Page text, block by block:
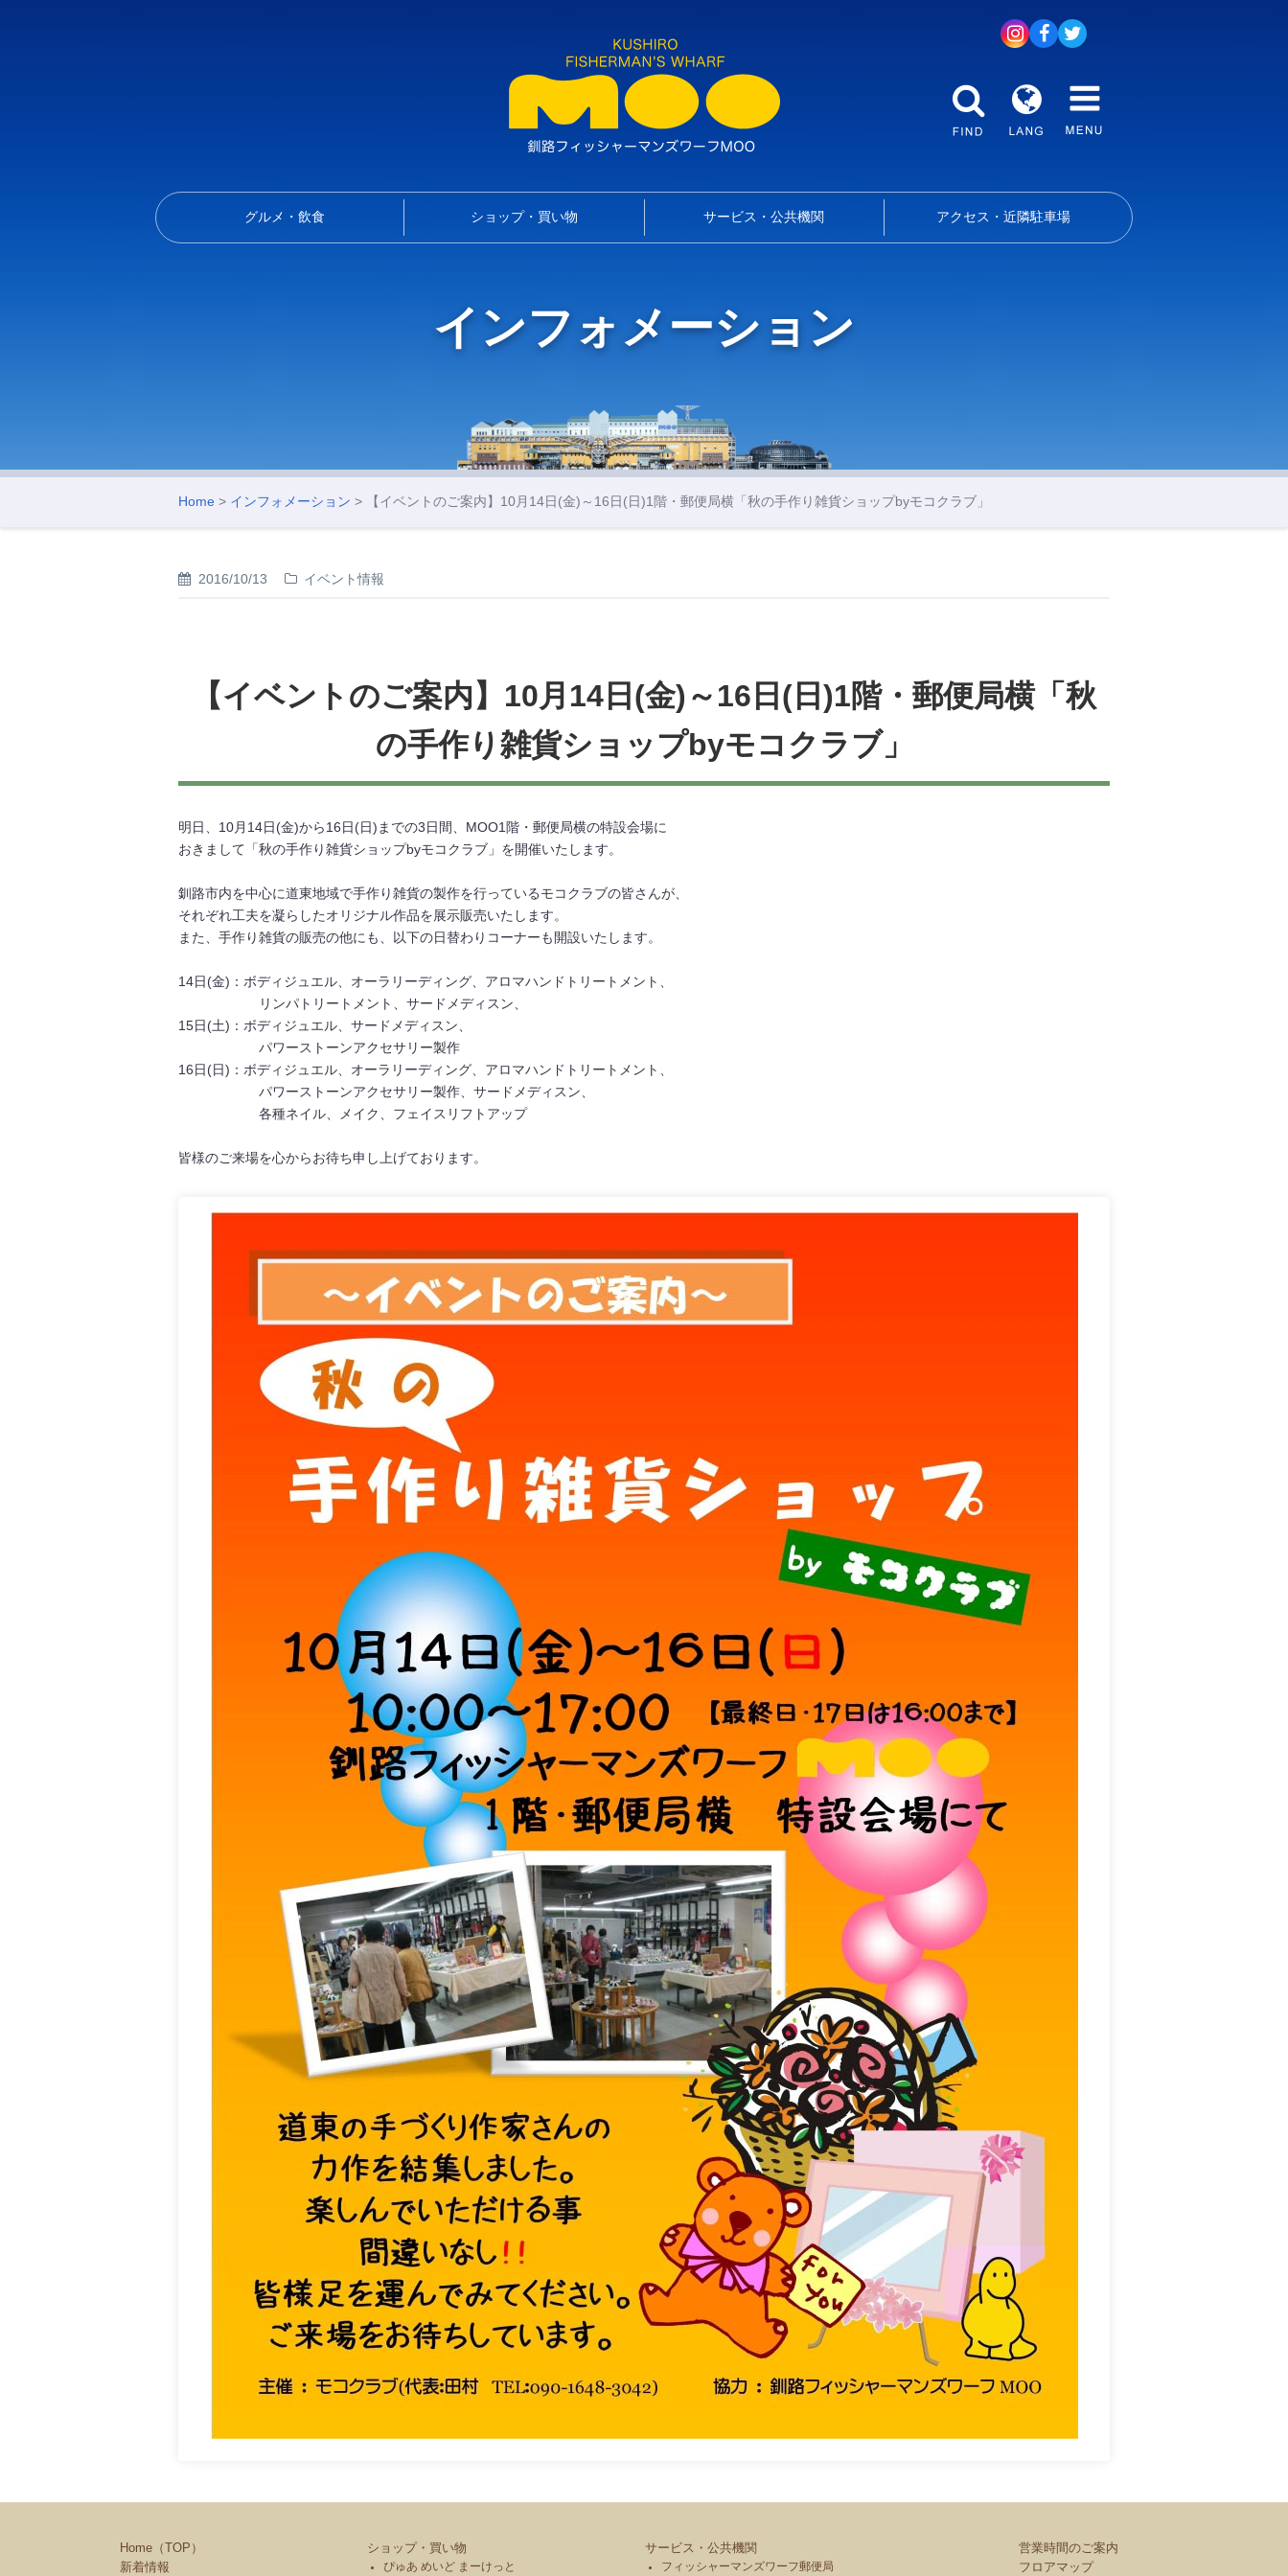
グルメ・飲食 ショップ・買い物 サービス・公共機関 アクセス・近隣駐車場
インフォメーション
Home > インフォメーション > 【イベントのご案内】10月14日(金)～16日(日)1階・郵便局横「秋の手作り雑貨ショップbyモコクラブ」
2016/10/13 イベント情報
【イベントのご案内】10月14日(金)～16日(日)1階・郵便局横「秋
の手作り雑貨ショップbyモコクラブ」
明日、10月14日(金)から16日(日)までの3日間、MOO1階・郵便局横の特設会場に
おきまして「秋の手作り雑貨ショップbyモコクラブ」を開催いたします。
釧路市内を中心に道東地域で手作り雑貨の製作を行っているモコクラブの皆さんが、
それぞれ工夫を凝らしたオリジナル作品を展示販売いたします。
また、手作り雑貨の販売の他にも、以下の日替わりコーナーも開設いたします。
14日(金)：ボディジュエル、オーラリーディング、アロマハンドトリートメント、
リンパトリートメント、サードメディスン、
15日(土)：ボディジュエル、サードメディスン、
パワーストーンアクセサリー製作
16日(日)：ボディジュエル、オーラリーディング、アロマハンドトリートメント、
パワーストーンアクセサリー製作、サードメディスン、
各種ネイル、メイク、フェイスリフトアップ
皆様のご来場を心からお待ち申し上げております。
Home（TOP）
新着情報
ショップ・買い物
ぴゅあ めいど まーけっと
サービス・公共機関
フィッシャーマンズワーフ郵便局
営業時間のご案内
フロアマップ